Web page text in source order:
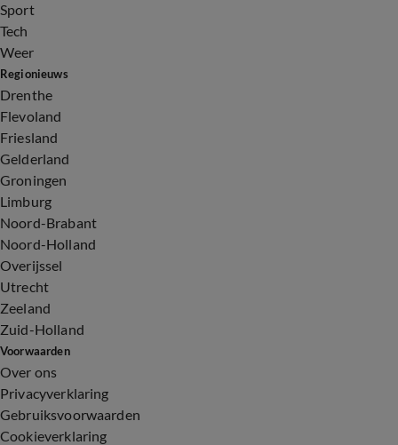
Sport
Tech
Weer
Regionieuws
Drenthe
Flevoland
Friesland
Gelderland
Groningen
Limburg
Noord-Brabant
Noord-Holland
Overijssel
Utrecht
Zeeland
Zuid-Holland
Voorwaarden
Over ons
Privacyverklaring
Gebruiksvoorwaarden
Cookieverklaring